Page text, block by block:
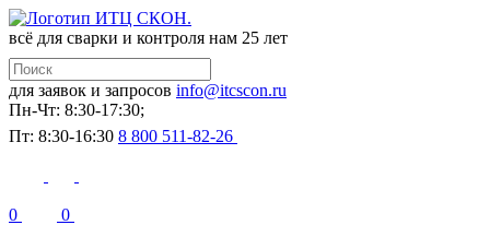
всё для сварки и контроля нам 25 лет
для заявок и запросов info@itcscon.ru
Пн-Чт: 8:30-17:30;
Пт: 8:30-16:30 8 800 511-82-26
0 0